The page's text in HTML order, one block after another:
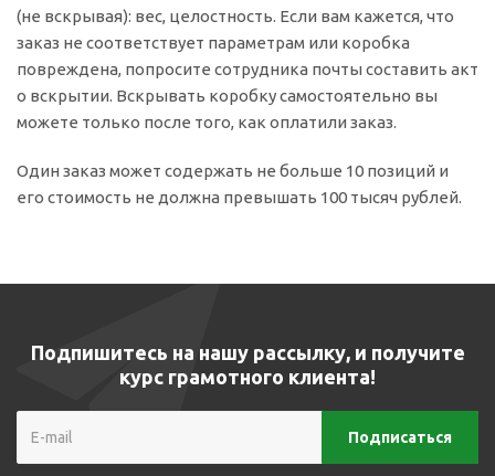
(не вскрывая): вес, целостность. Если вам кажется, что
заказ не соответствует параметрам или коробка
повреждена, попросите сотрудника почты составить акт
о вскрытии. Вскрывать коробку самостоятельно вы
можете только после того, как оплатили заказ.
Один заказ может содержать не больше 10 позиций и
его стоимость не должна превышать 100 тысяч рублей.
Подпишитесь на нашу рассылку, и получите
курс грамотного клиента!